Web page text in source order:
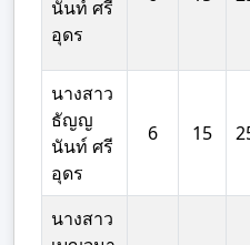
นันท์ ศรี
อุดร
นางสาว
ธัญญ
นันท์ ศรี
อุดร
6 15
นางสาว